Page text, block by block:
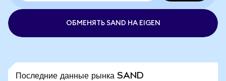
ОБМЕНЯТЬ SAND НА EIGEN
Последние данные рынка SAND